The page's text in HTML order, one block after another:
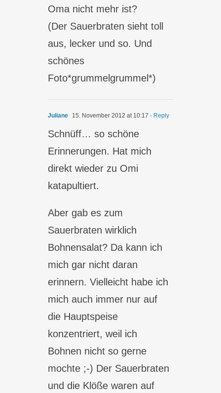
Oma nicht mehr ist?
(Der Sauerbraten sieht toll
aus, lecker und so. Und
schönes
Foto*grummelgrummel*)
Juliane 15. November 2012 at 10:17 - Reply
Schnüff… so schöne
Erinnerungen. Hat mich
direkt wieder zu Omi
katapultiert.
Aber gab es zum
Sauerbraten wirklich
Bohnensalat? Da kann ich
mich gar nicht daran
erinnern. Vielleicht habe ich
mich auch immer nur auf
die Hauptspeise
konzentriert, weil ich
Bohnen nicht so gerne
mochte ;-) Der Sauerbraten
und die Klöße waren auf